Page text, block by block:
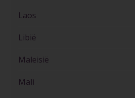
Laos
Libië
Maleisië
Mali